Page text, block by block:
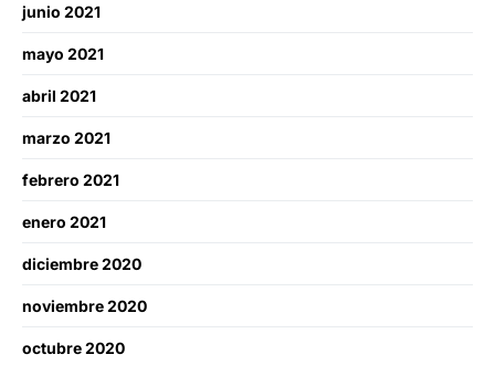
junio 2021
mayo 2021
abril 2021
marzo 2021
febrero 2021
enero 2021
diciembre 2020
noviembre 2020
octubre 2020